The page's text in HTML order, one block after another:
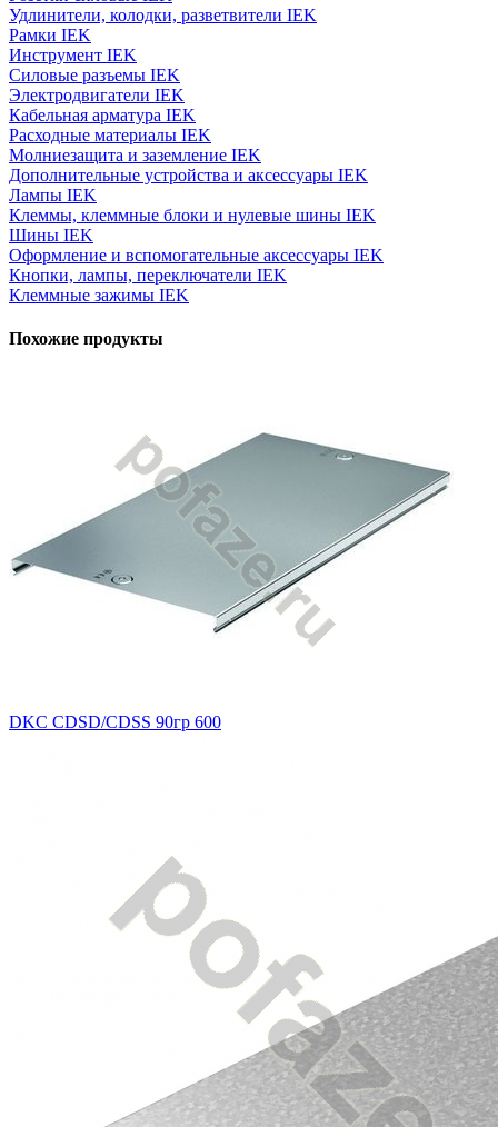
Удлинители, колодки, разветвители IEK
Рамки IEK
Инструмент IEK
Силовые разъемы IEK
Электродвигатели IEK
Кабельная арматура IEK
Расходные материалы IEK
Молниезащита и заземление IEK
Дополнительные устройства и аксессуары IEK
Лампы IEK
Клеммы, клеммные блоки и нулевые шины IEK
Шины IEK
Оформление и вспомогательные аксессуары IEK
Кнопки, лампы, переключатели IEK
Клеммные зажимы IEK
Похожие продукты
DKC CDSD/CDSS 90гр 600